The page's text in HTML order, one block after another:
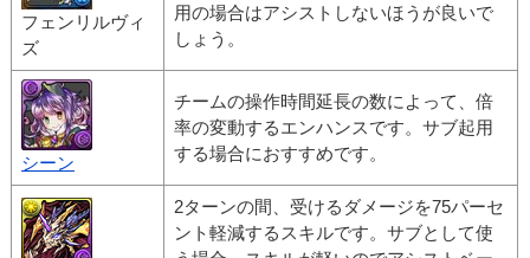
フェンリルヴィ
ズ
用の場合はアシストしないほうが良いで
しょう。
シーン
チームの操作時間延長の数によって、倍
率の変動するエンハンスです。サブ起用
する場合におすすめです。
2ターンの間、受けるダメージを75パーセ
ント軽減するスキルです。サブとして使